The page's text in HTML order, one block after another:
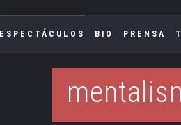
ESPECTÁCULOS BIO PRENSA